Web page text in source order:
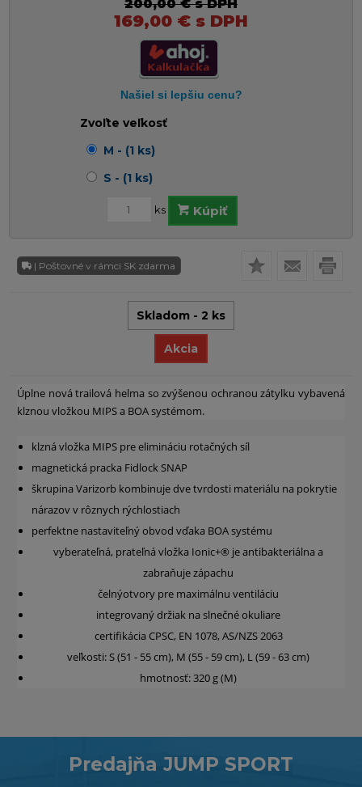
200,00 €s DPH
169,00 € s DPH
Zvoľte veľkosť
M - (1 ks)
S - (1 ks)
ks Kúpiť
| Poštovné v rámci SK zdarma
Skladom - 2 ks
Akcia
Úplne nová trailová helma so zvýšenou ochranou zátylku vybavená
klznou vložkou MIPS a BOA systémom.
klzná vložka MIPS pre elimináciu rotačných síl
magnetická pracka Fidlock SNAP
škrupina Varizorb kombinuje dve tvrdosti materiálu na pokrytie
nárazov v rôznych rýchlostiach
perfektne nastaviteľný obvod vďaka BOA systému
vyberateľná, prateľná vložka Ionic+® je antibakteriálna a
zabraňuje zápachu
čelnýotvory pre maximálnu ventiláciu
integrovaný držiak na slnečné okuliare
certifikácia CPSC, EN 1078, AS/NZS 2063
veľkosti: S (51 - 55 cm), M (55 - 59 cm), L (59 - 63 cm)
hmotnosť: 320 g (M)
Predajňa JUMP SPORT